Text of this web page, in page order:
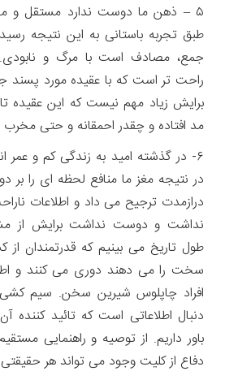
۵ – ذهن ما دوست ندارد مستقل و
طبق تجربه باستانی به این نتیجه
جمع، مصادف است با مرگ و
راحت تر است که با عقیده مورد پسند
برایش زیاد مهم نیست که این عقیده
مد افتاده و چقدر احمقانه و حتی
۶- در گذشته امید به زندگی کم و عمر
در نتیجه مغز ما منافع لحظه ای را
درازمدت ترجیح می داد و اطلاعات
نداشت و دوست نداشت برایش از
طول تاریخ می بینیم که قدرتمندان
سخت را می دهند دوری می کنند و
افراد چاپلوس شیرین سخن. سیم
دنبال اطلاعاتی است که تائید کننده
باور داریم. از توصیه و راهنمایی
دفاع از کلیت وجود می تواند هر حقیقتی